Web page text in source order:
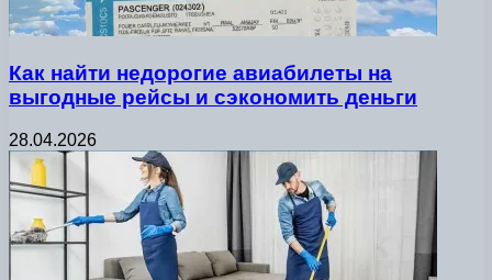
Как найти недорогие авиабилеты на
выгодные рейсы и сэкономить деньги
28.04.2026